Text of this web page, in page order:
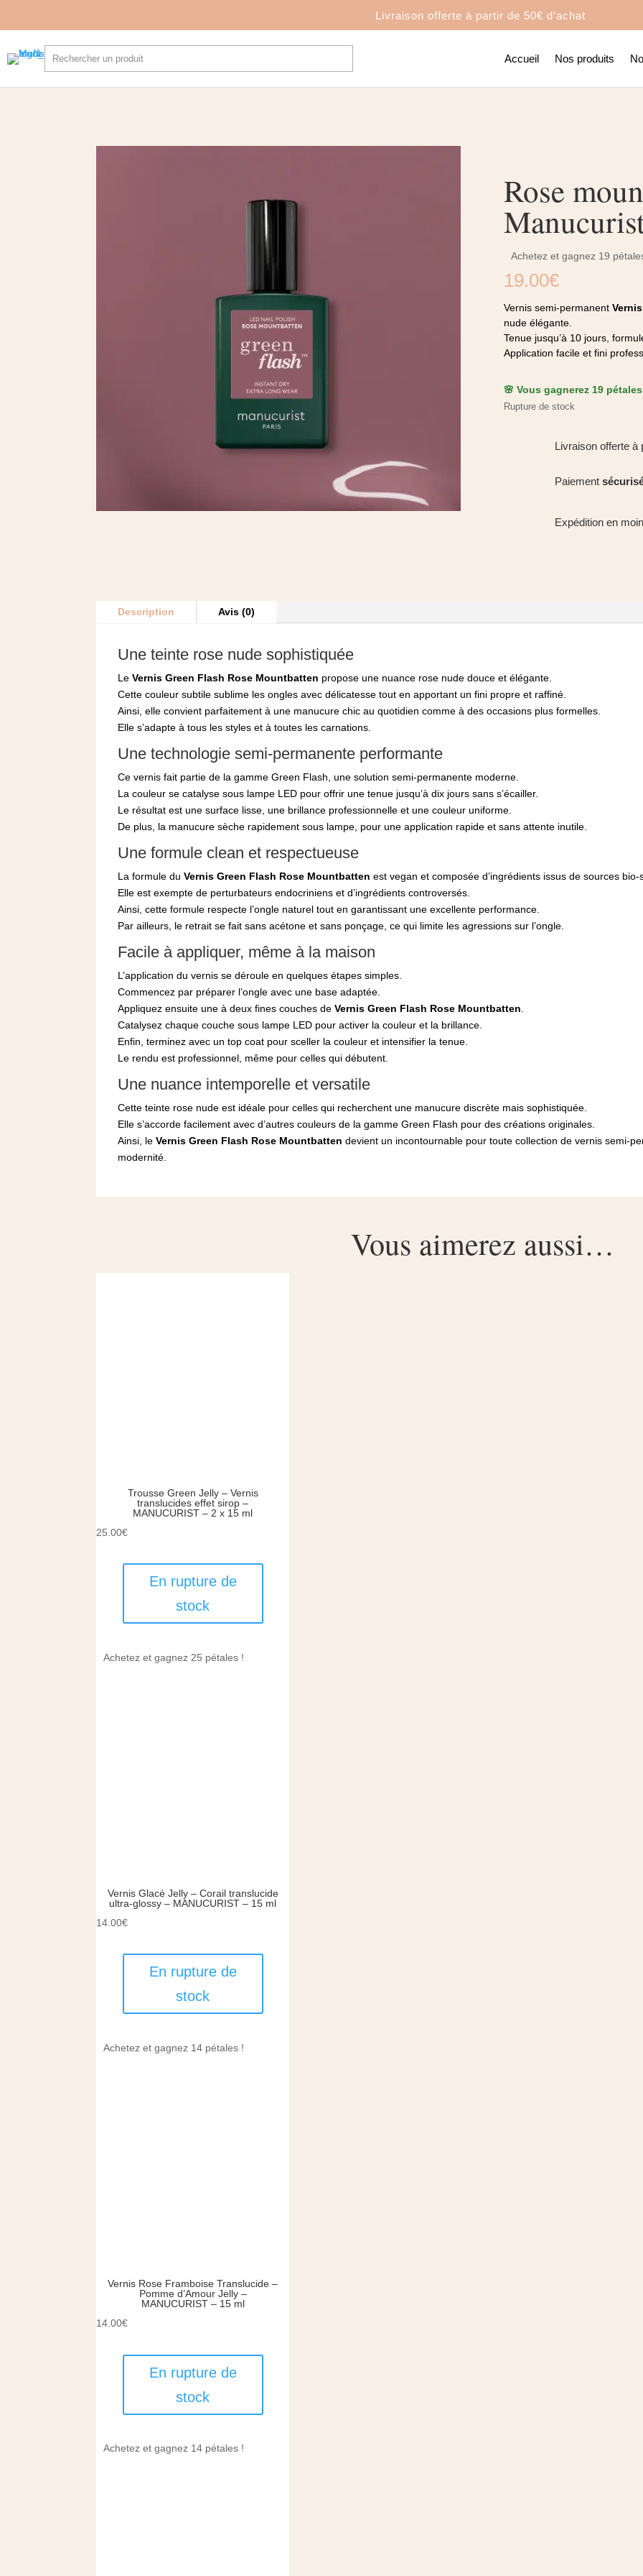
Livraison offerte à partir de 50€ d’achat
Accueil Nos produits
Rose
Achetez et gagnez 19
19.00€
Vernis semi-permanent
nude élégante.
Tenue jusqu’à 10 jours,
Application facile et fini
🌸 Vous gagnerez 19
Rupture de stock
Livraison offerte à
Paiement
Expédition en
Description Avis (0)
Une teinte rose nude sophistiquée
LeVernis Green Flash Rose Mountbatten propose une nuance rose nude douce et élégante.
Cette couleur subtile sublime les ongles avec délicatesse tout en apportant un fini propre et raffiné.
Ainsi, elle convient parfaitement à une manucure chic au quotidien comme à des occasions plus formelles.
Elle s’adapte à tous les styles et à toutes les carnations.
Une technologie semi-permanente performante
Ce vernis fait partie de la gamme Green Flash, une solution semi-permanente moderne.
La couleur se catalyse sous lampe LED pour offrir une tenue jusqu’à dix jours sans s’écailler.
Le résultat est une surface lisse, une brillance professionnelle et une couleur uniforme.
De plus, la manucure sèche rapidement sous lampe, pour une application rapide et sans attente inutile.
Une formule clean et respectueuse
La formule duVernis Green Flash Rose Mountbatten est vegan et composée d’ingrédients issus de sources bio-
Elle est exempte de perturbateurs endocriniens et d’ingrédients controversés.
Ainsi, cette formule respecte l’ongle naturel tout en garantissant une excellente performance.
Par ailleurs, le retrait se fait sans acétone et sans ponçage, ce qui limite les agressions sur l’ongle.
Facile à appliquer, même à la maison
L’application du vernis se déroule en quelques étapes simples.
Commencez par préparer l’ongle avec une base adaptée.
Appliquez ensuite une à deux fines couches deVernis Green Flash Rose Mountbatten
Catalysez chaque couche sous lampe LED pour activer la couleur et la brillance.
Enfin, terminez avec un top coat pour sceller la couleur et intensifier la tenue.
Le rendu est professionnel, même pour celles qui débutent.
Une nuance intemporelle et versatile
Cette teinte rose nude est idéale pour celles qui recherchent une manucure discrète mais sophistiquée.
Elle s’accorde facilement avec d’autres couleurs de la gamme Green Flash pour des créations originales.
Ainsi, leVernis Green Flash Rose Mountbatten devient un incontournable pour toute collection de vernis semi-
modernité.
Vous aimerez aussi…
Trousse Green Jelly – Vernis
translucides effet sirop –
MANUCURIST – 2 x 15 ml
25.00€
En rupture de
stock
Achetez et gagnez 25 pétales !
Vernis Glacé Jelly – Corail translucide
ultra-glossy – MANUCURIST – 15 ml
14.00€
En rupture de
stock
Achetez et gagnez 14 pétales !
Vernis Rose Framboise Translucide –
Pomme d’Amour Jelly –
MANUCURIST – 15 ml
14.00€
En rupture de
stock
Achetez et gagnez 14 pétales !